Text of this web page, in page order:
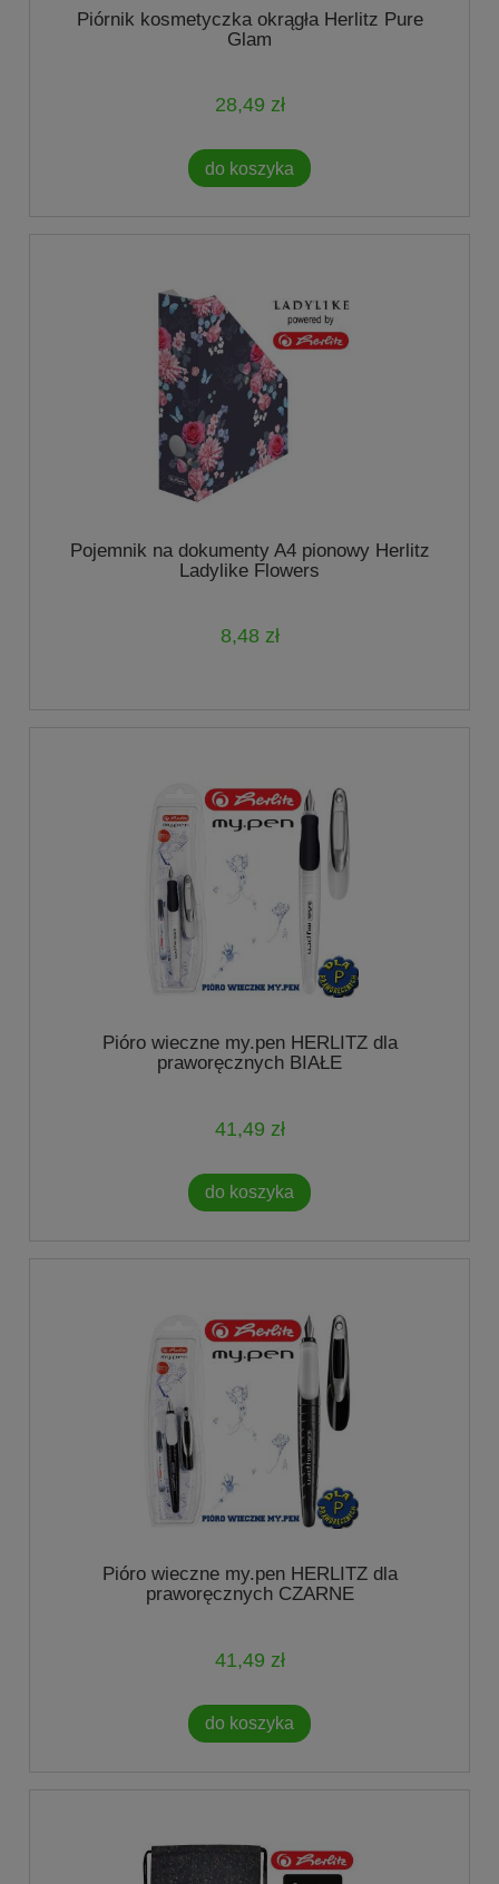
Piórnik kosmetyczka okrągła Herlitz Pure
Glam
28,49 zł
do koszyka
Pojemnik na dokumenty A4 pionowy Herlitz
Ladylike Flowers
8,48 zł
Pióro wieczne my.pen HERLITZ dla
praworęcznych BIAŁE
41,49 zł
do koszyka
Pióro wieczne my.pen HERLITZ dla
praworęcznych CZARNE
41,49 zł
do koszyka